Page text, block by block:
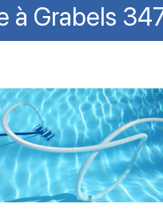
à Grabels
d’une